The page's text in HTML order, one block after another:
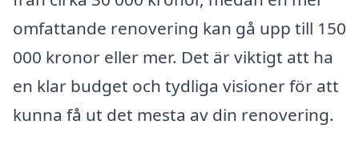
omfattande renovering kan gå upp till 150
000 kronor eller mer. Det är viktigt att ha
en klar budget och tydliga visioner för att
kunna få ut det mesta av din renovering.